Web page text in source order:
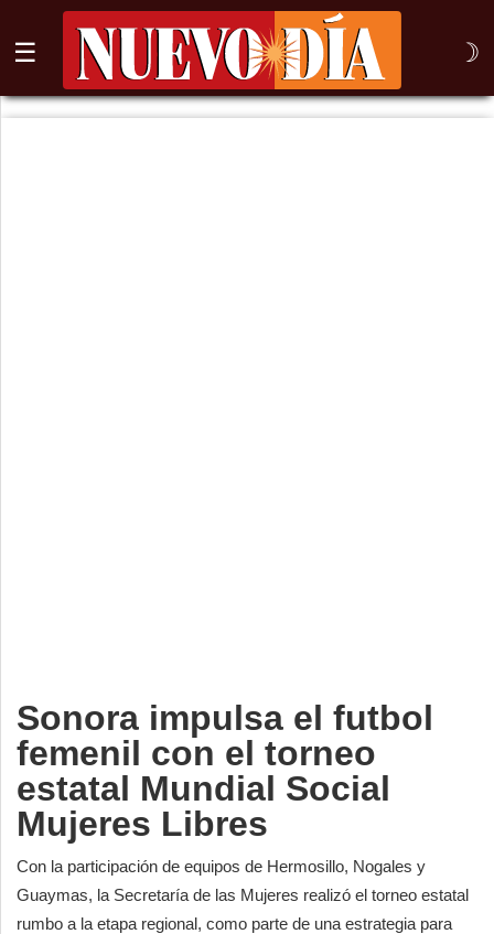
☰ ☽
⌕
Sonora impulsa el futbol
femenil con el torneo
estatal Mundial Social
Mujeres Libres
Con la participación de equipos de Hermosillo, Nogales y
Guaymas, la Secretaría de las Mujeres realizó el torneo estatal
rumbo a la etapa regional, como parte de una estrategia para